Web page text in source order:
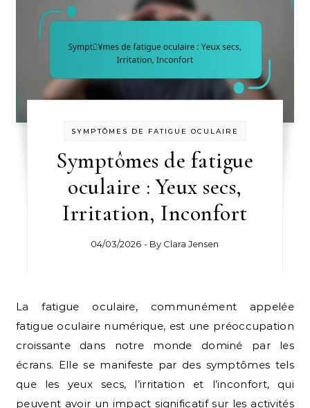
SYMPTÔMES DE FATIGUE OCULAIRE
Symptômes de fatigue
oculaire : Yeux secs,
Irritation, Inconfort
04/03/2026 - By Clara Jensen
La fatigue oculaire, communément appelée
fatigue oculaire numérique, est une préoccupation
croissante dans notre monde dominé par les
écrans. Elle se manifeste par des symptômes tels
que les yeux secs, l’irritation et l’inconfort, qui
peuvent avoir un impact significatif sur les activités